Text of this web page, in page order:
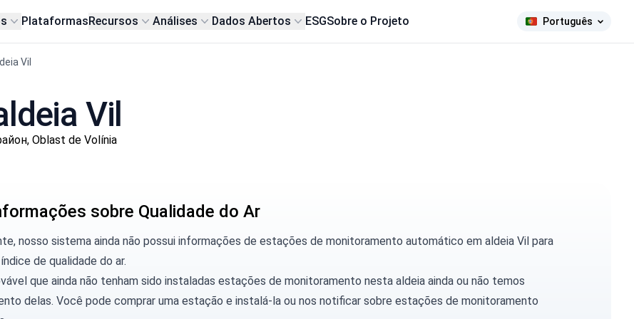
PlataformasRecursos Análises Dados Abertos ESGSobre o Projeto Português
Vil
Vil
Oblast de Volínia
sobre Qualidade do Ar
nosso sistema ainda não possui informações de estações de monitoramento automático em aldeia Vil para
de qualidade do ar.
que ainda não tenham sido instaladas estações de monitoramento nesta aldeia ainda ou não temos
delas. Você pode comprar uma estação e instalá-la ou nos notificarsobre estações de monitoramento